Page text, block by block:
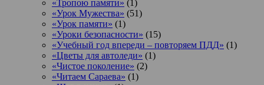
«Тропою памяти» (1)
«Урок Мужества» (51)
«Урок памяти» (1)
«Уроки безопасности» (15)
«Учебный год впереди – повторяем ПДД» (1)
«Цветы для автоледи» (1)
«Чистое поколение» (2)
«Читаем Сараева» (1)